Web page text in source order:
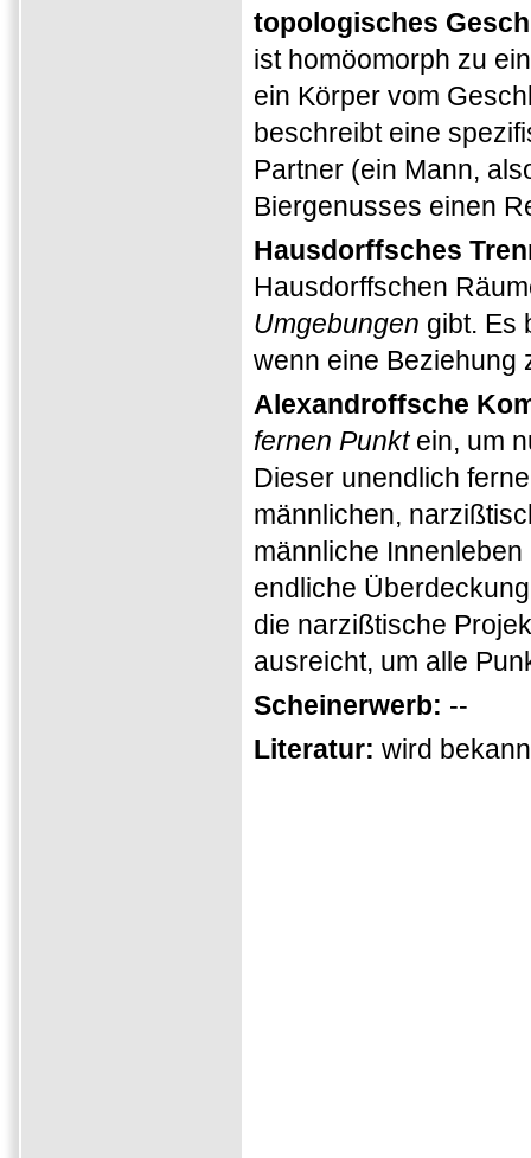
topologisches
ist homöomorph zu
ein Körper vom
beschreibt eine
Partner (ein Mann,
Biergenusses einen
Hausdorffsches
Hausdorffschen
Umgebungen gibt. Es
wenn eine Beziehung
Alexandroffsche
fernen Punktein, um
Dieser unendlich
männlichen,
männliche
endliche
die narzißtische
ausreicht, um alle
Scheinerwerb: --
Literatur: wird